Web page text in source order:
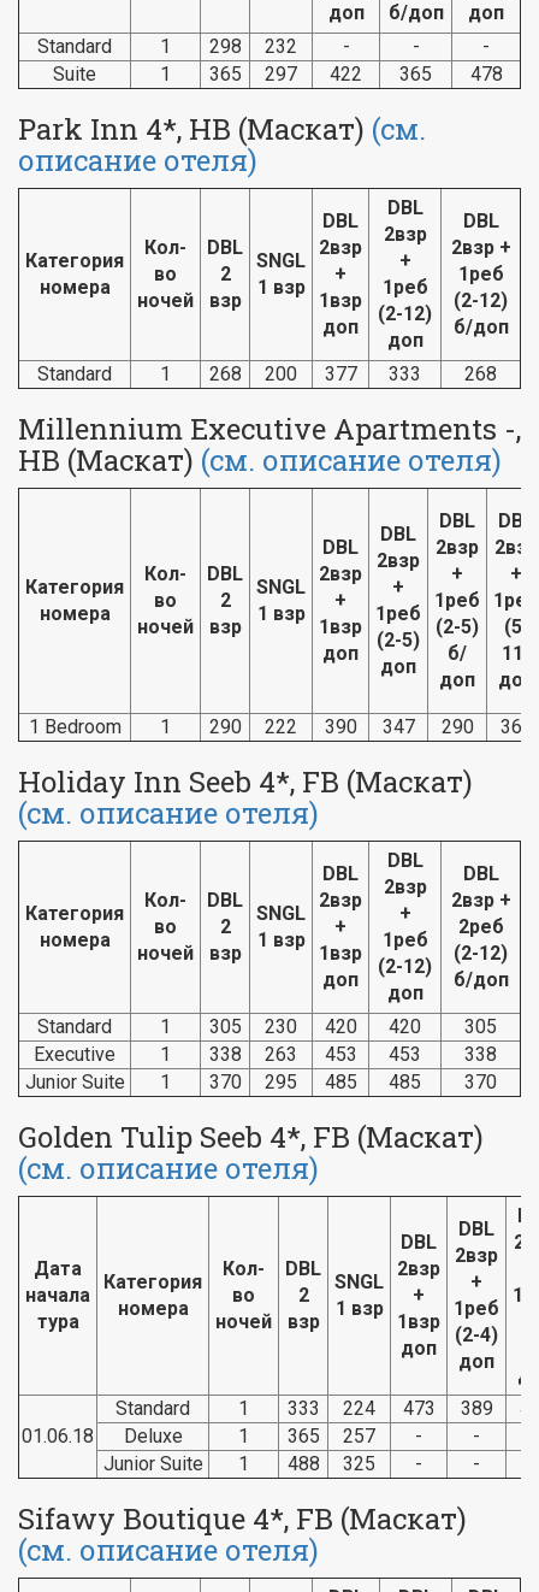
доп
б/доп
доп
Standard
1 298 232 - -
-
Suite
1 365 297 422 365 478
Park Inn 4*, HB (Маскат) (см.
описание отеля)
Категория
номера
Кол-
во
ночей
DBL
2
взр
SNGL
1 взр
DBL
2взр
+
1взр
доп
DBL
2взр
+
1реб
(2-12)
доп
DBL
2взр +
1реб
(2-12)
б/доп
Standard 1 268 200 377 333 268
Millennium Executive Apartments -,
HB (Маскат) (см. описание отеля)
Категория
номера
Кол-
во
ночей
DBL
2
взр
SNGL
1 взр
DBL
2взр
+
1взр
доп
DBL
2взр
+
1реб
(2-5)
доп
DBL
2взр
+
1реб
(2-5)
б/
доп
DBL
2взр
+
1реб
(5-
11)
доп
1 Bedroom 1 290 222 390 347 290 369
Holiday Inn Seeb 4*, FB (Маскат)
(см. описание отеля)
Категория
номера
Кол-
во
ночей
DBL
2
взр
SNGL
1 взр
DBL
2взр
+
1взр
доп
DBL
2взр
+
1реб
(2-12)
доп
DBL
2взр +
2реб
(2-12)
б/доп
Standard 1 305 230 420 420
305
Executive
1 338 263 453 453
338
Junior Suite
1 370 295 485 485 370
Golden Tulip Seeb 4*, FB (Маскат)
(см. описание отеля)
Дата
начала
тура
Категория
номера
Кол-
во
ночей
DBL
2
взр
SNGL
1 взр
DBL
2взр
+
1взр
доп
DBL
2взр
+
1реб
(2-4)
доп
01.06.18
Standard 1 333 224 473 389
Deluxe
1 365 257 - -
Junior Suite
1 488 325 - -
Sifawy Boutique 4*, FB (Маскат)
(см. описание отеля)